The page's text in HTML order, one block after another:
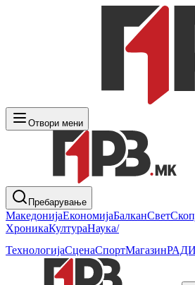
Отвори мени
Пребарување
МакедонијаЕкономијаБалканСвет
ХроникаКултураНаука/
ТехнологијаСценаСпортМагазин